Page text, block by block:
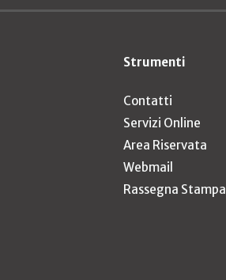
Strumenti
Contatti
Servizi Online
Area Riservata
Webmail
Rassegna Stampa